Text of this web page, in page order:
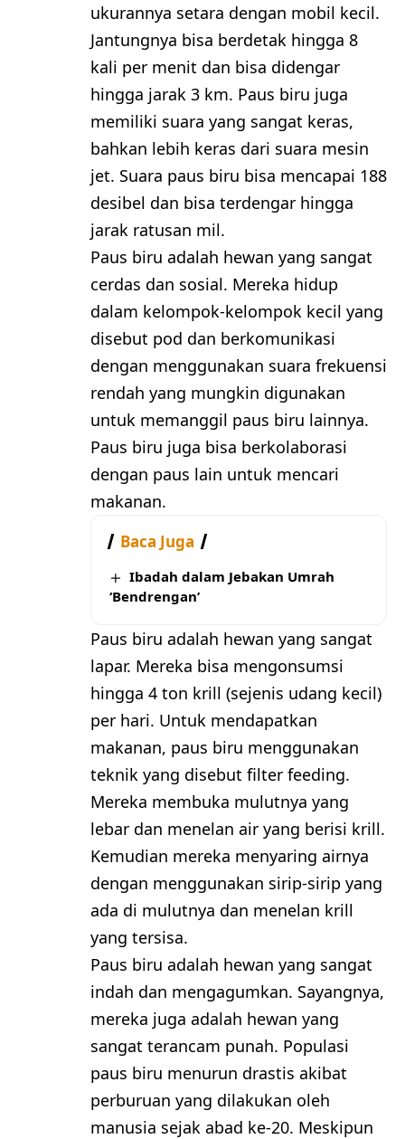
ukurannya setara dengan mobil kecil.
Jantungnya bisa berdetak hingga 8
kali per menit dan bisa didengar
hingga jarak 3 km. Paus biru juga
memiliki suara yang sangat keras,
bahkan lebih keras dari suara mesin
jet. Suara paus biru bisa mencapai 188
desibel dan bisa terdengar hingga
jarak ratusan mil.
Paus biru adalah hewan yang sangat
cerdas dan sosial. Mereka hidup
dalam kelompok-kelompok kecil yang
disebut pod dan berkomunikasi
dengan menggunakan suara frekuensi
rendah yang mungkin digunakan
untuk memanggil paus biru lainnya.
Paus biru juga bisa berkolaborasi
dengan paus lain untuk mencari
makanan.
Baca Juga
Ibadah dalam Jebakan Umrah
‘Bendrengan’
Paus biru adalah hewan yang sangat
lapar. Mereka bisa mengonsumsi
hingga 4 ton krill (sejenis udang kecil)
per hari. Untuk mendapatkan
makanan, paus biru menggunakan
teknik yang disebut filter feeding.
Mereka membuka mulutnya yang
lebar dan menelan air yang berisi krill.
Kemudian mereka menyaring airnya
dengan menggunakan sirip-sirip yang
ada di mulutnya dan menelan krill
yang tersisa.
Paus biru adalah hewan yang sangat
indah dan mengagumkan. Sayangnya,
mereka juga adalah hewan yang
sangat terancam punah. Populasi
paus biru menurun drastis akibat
perburuan yang dilakukan oleh
manusia sejak abad ke-20. Meskipun